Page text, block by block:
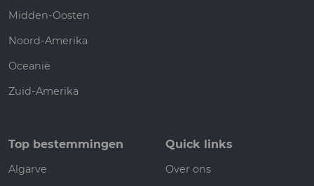
Midden-Oosten
Noord-Amerika
Oceanië
Zuid-Amerika
Top bestemmingen
Algarve
Quick links
Over ons